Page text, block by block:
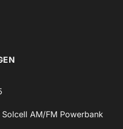
AM/FM Powerbank